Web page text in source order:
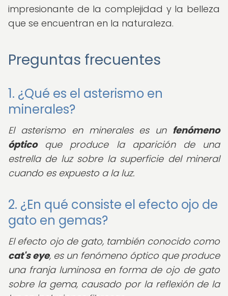
impresionante de la complejidad y la belleza
que se encuentran en la naturaleza.
Preguntas frecuentes
1. ¿Qué es el asterismo en
minerales?
El asterismo en minerales es un fenómeno
ópticoque produce la aparición de una
estrella de luz sobre la superficie del mineral
cuando es expuesto a la luz.
2. ¿En qué consiste el efecto ojo de
gato en gemas?
El efecto ojo de gato, también conocido como
cat's eye, es un fenómeno óptico que produce
una franja luminosa en forma de ojo de gato
sobre la gema, causado por la reflexión de la